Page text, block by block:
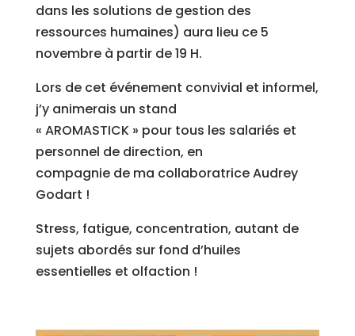
dans les solutions de gestion des
ressources humaines) aura lieu ce 5
novembre à partir de 19 H.
Lors de cet événement convivial et informel,
j’y animerais un stand
« AROMASTICK » pour tous les salariés et
personnel de direction, en
compagnie de ma collaboratrice Audrey
Godart !
Stress, fatigue, concentration, autant de
sujets abordés sur fond d’huiles
essentielles et olfaction !